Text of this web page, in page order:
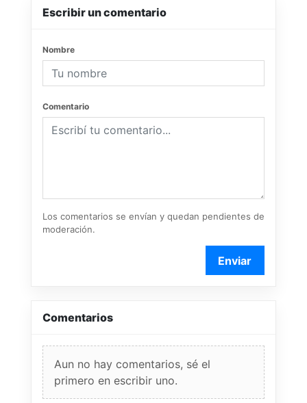
Escribir un comentario
Nombre
Comentario
Los comentarios se envían y quedan pendientes de
moderación.
Enviar
Comentarios
Aun no hay comentarios, sé el
primero en escribir uno.